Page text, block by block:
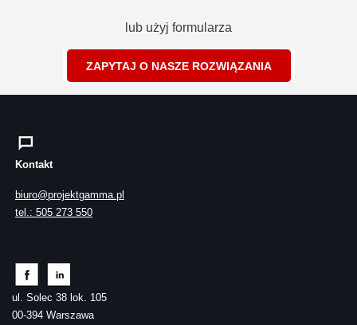
lub użyj formularza
ZAPYTAJ O NASZE ROZWIĄZANIA
Kontakt
biuro@projektgamma.pl
tel.: 505 273 550
ul. Solec 38 lok. 105
00-394 Warszawa